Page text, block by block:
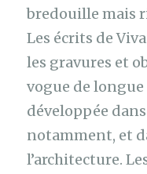
bredouille mais
Les écrits de
les gravures et
vogue de longue
développée
notamment, et
l’architecture.